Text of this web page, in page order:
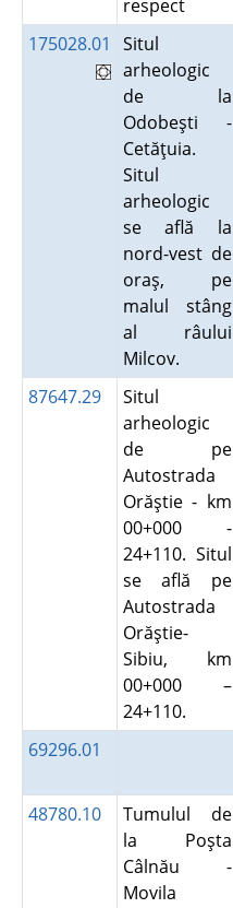
respect
175028.01
Situl
arheologic
de la
Odobeşti -
Cetăţuia.
Situl
arheologic
se află la
nord-vest de
oraş, pe
malul stâng
al râului
Milcov.
87647.29
Situl
arheologic
de pe
Autostrada
Orăştie - km
00+000 -
24+110. Situl
se află pe
Autostrada
Orăştie-
Sibiu, km
00+000 –
24+110.
69296.01
48780.10
Tumulul de
la Poşta
Câlnău -
Movila